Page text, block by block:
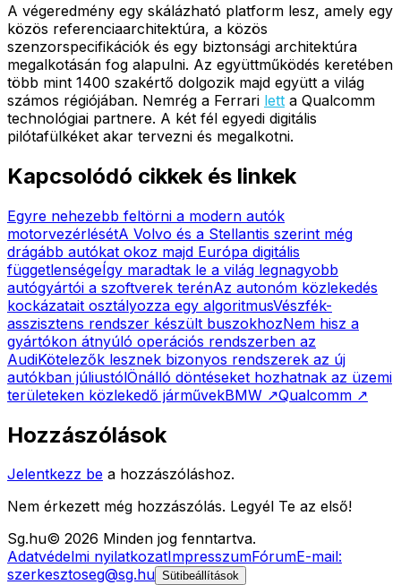
A végeredmény egy skálázható platform lesz, amely egy
közös referenciaarchitektúra, a közös
szenzorspecifikációk és egy biztonsági architektúra
megalkotásán fog alapulni. Az együttműködés keretében
több mint 1400 szakértő dolgozik majd együtt a világ
számos régiójában. Nemrég a Ferrari lett a Qualcomm
technológiai partnere. A két fél egyedi digitális
pilótafülkéket akar tervezni és megalkotni.
Kapcsolódó cikkek és linkek
Egyre nehezebb feltörni a modern autók
motorvezérlésétA Volvo és a Stellantis szerint még
drágább autókat okoz majd Európa digitális
függetlenségeÍgy maradtak le a világ legnagyobb
autógyártói a szoftverek terénAz autonóm közlekedés
kockázatait osztályozza egy algoritmusVészfék-
asszisztens rendszer készült buszokhozNem hisz a
gyártókon átnyúló operációs rendszerben az
AudiKötelezők lesznek bizonyos rendszerek az új
autókban júliustólÖnálló döntéseket hozhatnak az üzemi
területeken közlekedő járművekBMW ↗Qualcomm ↗
Hozzászólások
Jelentkezz be a hozzászóláshoz.
Nem érkezett még hozzászólás. Legyél Te az első!
Sg.hu© 2026 Minden jog fenntartva.
Adatvédelmi nyilatkozatImpresszumFórumE-mail:
szerkesztoseg@sg.hu Sütibeállítások